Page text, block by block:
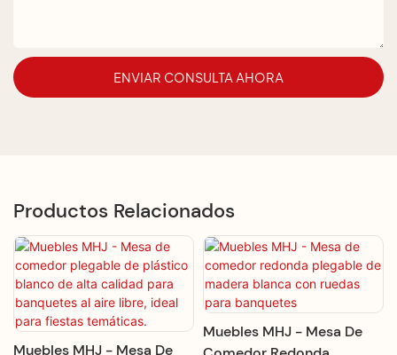
ENVIAR CONSULTA AHORA
Productos Relacionados
Muebles MHJ - Mesa De
Muebles MHJ - Mesa De